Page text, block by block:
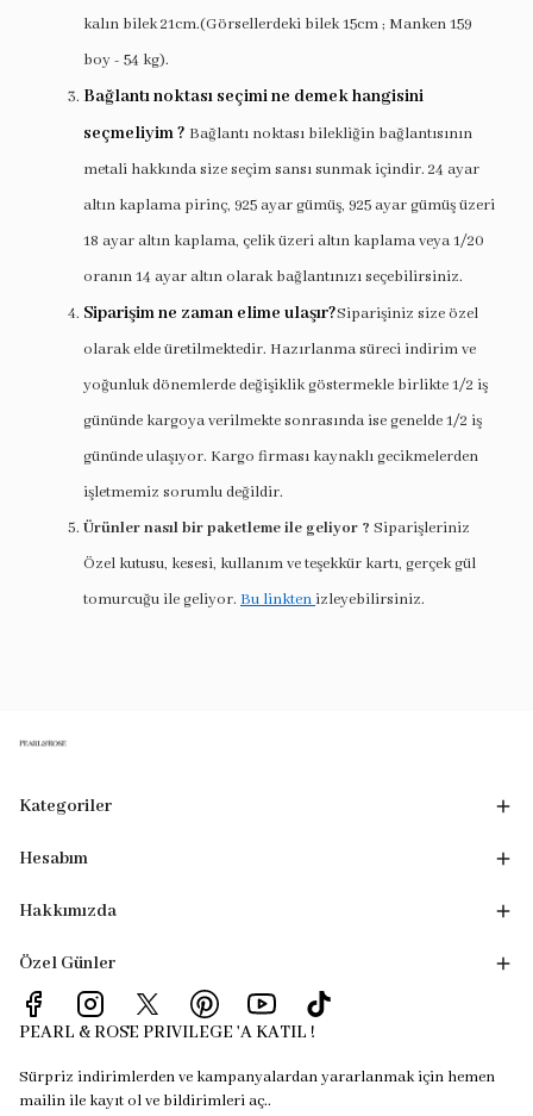
kalın bilek 21cm.(Görsellerdeki bilek 15cm ; Manken 159
boy - 54 kg).
Bağlantı noktası seçimi ne demek hangisini
seçmeliyim ? Bağlantı noktası bilekliğin bağlantısının
metali hakkında size seçim sansı sunmak içindir. 24 ayar
altın kaplama pirinç, 925 ayar gümüş, 925 ayar gümüş üzeri
18 ayar altın kaplama, çelik üzeri altın kaplama veya 1/20
oranın 14 ayar altın olarak bağlantınızı seçebilirsiniz.
Siparişim ne zaman elime ulaşır?Siparişiniz size özel
olarak elde üretilmektedir. Hazırlanma süreci indirim ve
yoğunluk dönemlerde değişiklik göstermekle birlikte 1/2 iş
gününde kargoya verilmekte sonrasında ise genelde 1/2 iş
gününde ulaşıyor. Kargo firması kaynaklı gecikmelerden
işletmemiz sorumlu değildir.
Ürünler nasıl bir paketleme ile geliyor ? Siparişleriniz
Özel kutusu, kesesi, kullanım ve teşekkür kartı, gerçek gül
tomurcuğu ile geliyor. Bu linkten izleyebilirsiniz.
Kategoriler
Hesabım
Hakkımızda
Özel Günler
PEARL & ROSE PRIVILEGE 'A KATIL !
Sürpriz indirimlerden ve kampanyalardan yararlanmak için hemen
mailin ile kayıt ol ve bildirimleri aç..